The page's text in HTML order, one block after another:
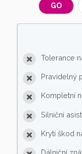
GO
Tolerance
Pravidelný
Kompletní
Silniční
Krytí škod